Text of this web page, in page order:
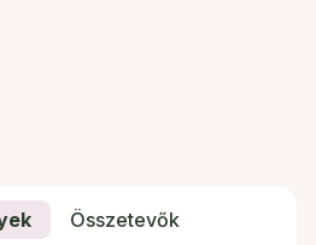
Összetevők